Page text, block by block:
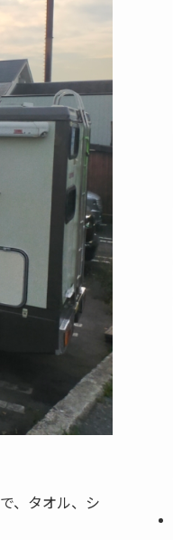
、タオル、シ